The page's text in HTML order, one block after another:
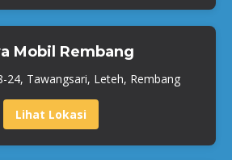
Mobil Rembang
24, Tawangsari, Leteh, Rembang
Lihat Lokasi